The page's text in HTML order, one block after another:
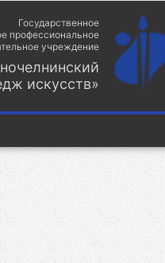
Государственное
профессиональное
учреждение
искусств»